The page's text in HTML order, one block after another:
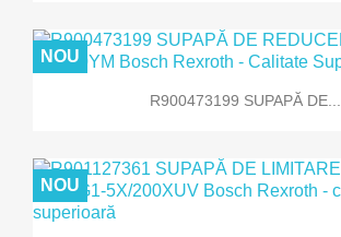
R900473199 SUPAPĂ DE...
NOU
NOU